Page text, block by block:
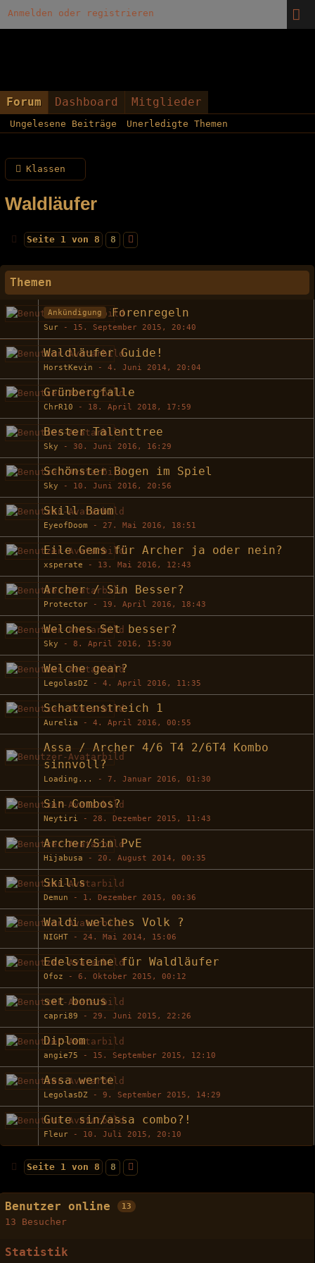
Anmelden oder registrieren
Forum Dashboard Mitglieder
Ungelesene Beiträge Unerledigte Themen
Klassen
Waldläufer
Seite 1 von 8 8
Themen
Ankündigung Forenregeln
Sur - 15. September 2015, 20:40
Waldläufer Guide!
HorstKevin - 4. Juni 2014, 20:04
Grünbergfalle
ChrR10 - 18. April 2018, 17:59
Bester Talenttree
Sky - 30. Juni 2016, 16:29
Schönster Bogen im Spiel
Sky - 10. Juni 2016, 20:56
Skill Baum
EyeofDoom - 27. Mai 2016, 18:51
Eile Gems für Archer ja oder nein?
xsperate - 13. Mai 2016, 12:43
Archer / Sin Besser?
Protector - 19. April 2016, 18:43
Welches Set besser?
Sky - 8. April 2016, 15:30
Welche gear?
LegolasDZ - 4. April 2016, 11:35
Schattenstreich 1
Aurelia - 4. April 2016, 00:55
Assa / Archer 4/6 T4 2/6T4 Kombo
sinnvoll?
Loading... - 7. Januar 2016, 01:30
Sin Combos?
Neytiri - 28. Dezember 2015, 11:43
Archer/Sin PvE
Hijabusa - 20. August 2014, 00:35
Skills
Demun - 1. Dezember 2015, 00:36
Waldi welches Volk ?
NIGHT - 24. Mai 2014, 15:06
Edelsteine für Waldläufer
Ofoz - 6. Oktober 2015, 00:12
set bonus
capri89 - 29. Juni 2015, 22:26
Diplom
angie75 - 15. September 2015, 12:10
Assa werte
LegolasDZ - 9. September 2015, 14:29
Gute sin/assa combo?!
Fleur - 10. Juli 2015, 20:10
Seite 1 von 8 8
Benutzer online 13
13 Besucher
Statistik